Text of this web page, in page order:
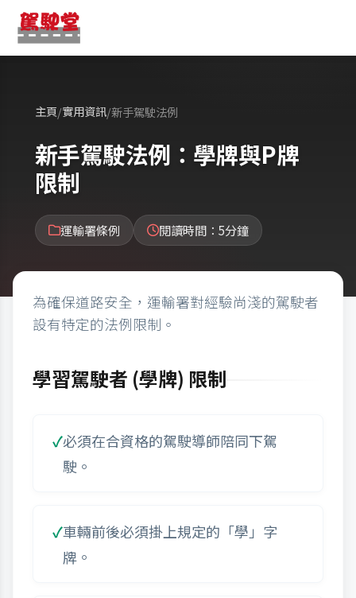
主頁/實用資訊/新手駕駛法例
新手駕駛法例：學牌與P牌
限制
運輸署條例 閱讀時間：5分鐘
為確保道路安全，運輸署對經驗尚淺的駕駛者
設有特定的法例限制。
學習駕駛者 (學牌) 限制
必須在合資格的駕駛導師陪同下駕
駛。
車輛前後必須掛上規定的「學」字
牌。